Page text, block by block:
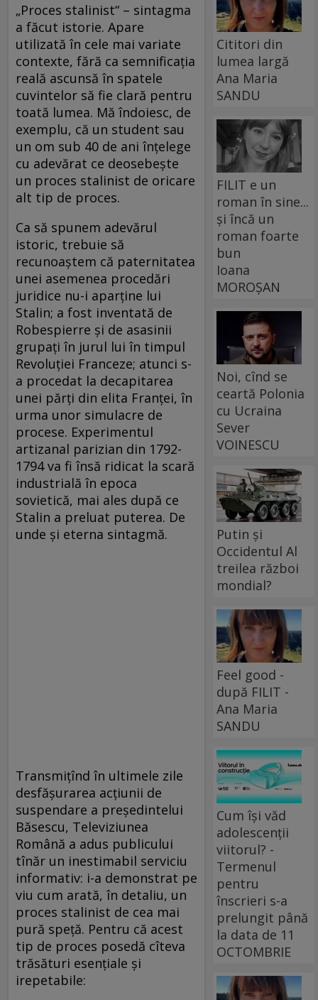
„Proces stalinist“ – sintagma
a făcut istorie. Apare
utilizată în cele mai variate
contexte, fără ca semnificaţia
reală ascunsă în spatele
cuvintelor să fie clară pentru
toată lumea. Mă îndoiesc, de
exemplu, că un student sau
un om sub 40 de ani înţelege
cu adevărat ce deosebeşte
un proces stalinist de oricare
alt tip de proces.
Ca să spunem adevărul
istoric, trebuie să
recunoaştem că paternitatea
unei asemenea procedări
juridice nu-i aparţine lui
Stalin; a fost inventată de
Robespierre şi de asasinii
grupaţi în jurul lui în timpul
Revoluţiei Franceze; atunci s-
a procedat la decapitarea
unei părţi din elita Franţei, în
urma unor simulacre de
procese. Experimentul
artizanal parizian din 1792-
1794 va fi însă ridicat la scară
industrială în epoca
sovietică, mai ales după ce
Stalin a preluat puterea. De
unde şi eterna sintagmă.
Transmiţînd în ultimele zile
desfăşurarea acţiunii de
suspendare a preşedintelui
Băsescu, Televiziunea
Română a adus publicului
tînăr un inestimabil serviciu
informativ: i-a demonstrat pe
viu cum arată, în detaliu, un
proces stalinist de cea mai
pură speţă. Pentru că acest
tip de proces posedă cîteva
trăsături esenţiale şi
irepetabile:
Cititori din
lumea largă
Ana Maria
SANDU
FILIT e un
roman în sine...
și încă un
roman foarte
bun
Ioana
MOROȘAN
Noi, cînd se
ceartă Polonia
cu Ucraina
Sever
VOINESCU
Putin și
Occidentul Al
treilea război
mondial?
Feel good -
după FILIT -
Ana Maria
SANDU
Cum își văd
adolescenții
viitorul? -
Termenul
pentru
înscrieri s-a
prelungit până
la data de 11
OCTOMBRIE